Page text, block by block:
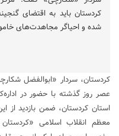
کردستان باید به اقتضای
شده و احیاگر مجاهدت‌های
کردستان، سردار «ابوالفضل
عصر روز گذشته با حضور در
استان کردستان، ضمن بازدید از
معظم انقلاب اسلامی